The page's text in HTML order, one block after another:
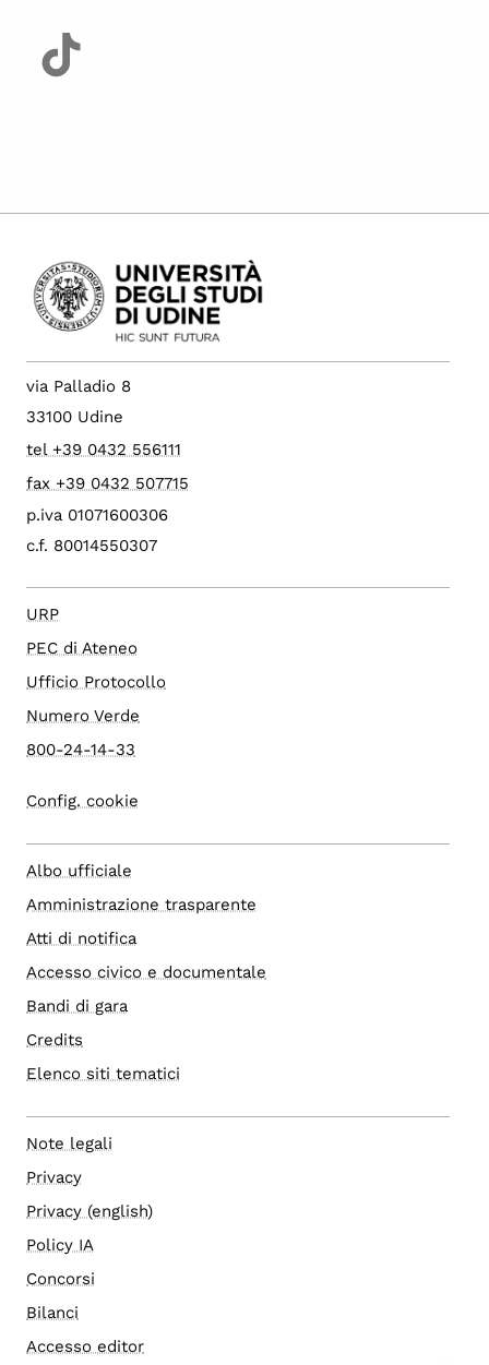
via Palladio 8
33100 Udine
tel +39 0432 556111
fax +39 0432 507715
p.iva 01071600306
c.f. 80014550307
URP
PEC di Ateneo
Ufficio Protocollo
Numero Verde
800-24-14-33
Config. cookie
Albo ufficiale
Amministrazione trasparente
Atti di notifica
Accesso civico e documentale
Bandi di gara
Credits
Elenco siti tematici
Note legali
Privacy
Privacy (english)
Policy IA
Concorsi
Bilanci
Accesso editor